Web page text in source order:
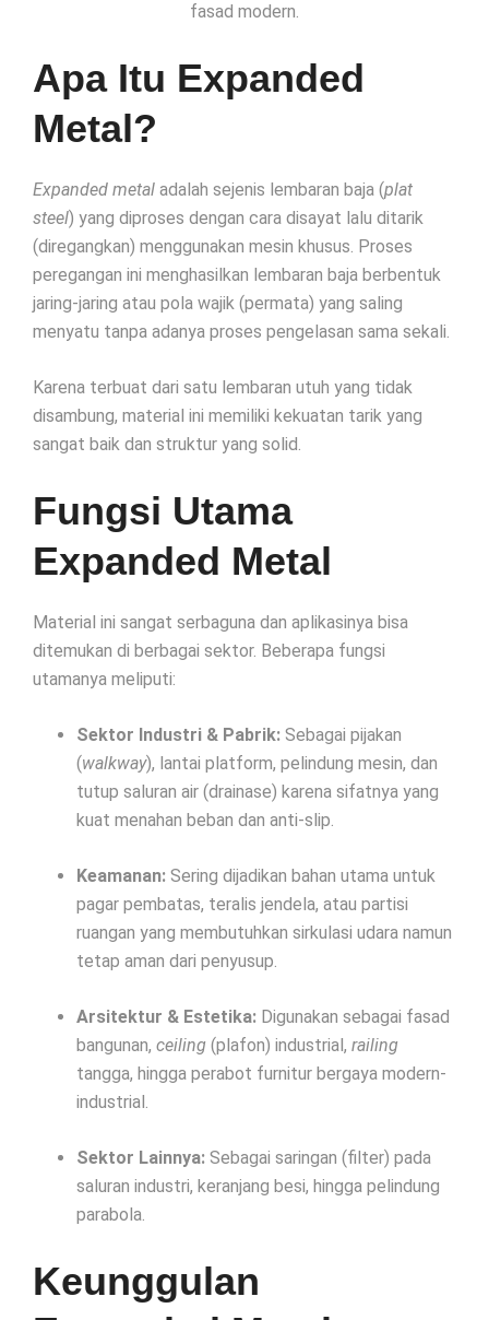
fasad modern.
Apa Itu Expanded
Metal?
Expanded metal adalah sejenis lembaran baja (plat
steel) yang diproses dengan cara disayat lalu ditarik
(diregangkan) menggunakan mesin khusus. Proses
peregangan ini menghasilkan lembaran baja berbentuk
jaring-jaring atau pola wajik (permata) yang saling
menyatu tanpa adanya proses pengelasan sama sekali.
Karena terbuat dari satu lembaran utuh yang tidak
disambung, material ini memiliki kekuatan tarik yang
sangat baik dan struktur yang solid.
Fungsi Utama
Expanded Metal
Material ini sangat serbaguna dan aplikasinya bisa
ditemukan di berbagai sektor. Beberapa fungsi
utamanya meliputi:
Sektor Industri & Pabrik: Sebagai pijakan
(walkway), lantai platform, pelindung mesin, dan
tutup saluran air (drainase) karena sifatnya yang
kuat menahan beban dan anti-slip.
Keamanan: Sering dijadikan bahan utama untuk
pagar pembatas, teralis jendela, atau partisi
ruangan yang membutuhkan sirkulasi udara namun
tetap aman dari penyusup.
Arsitektur & Estetika: Digunakan sebagai fasad
bangunan, ceiling (plafon) industrial, railing
tangga, hingga perabot furnitur bergaya modern-
industrial.
Sektor Lainnya: Sebagai saringan (filter) pada
saluran industri, keranjang besi, hingga pelindung
parabola.
Keunggulan